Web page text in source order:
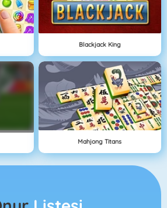
Blackjack King
Mahjong Titans